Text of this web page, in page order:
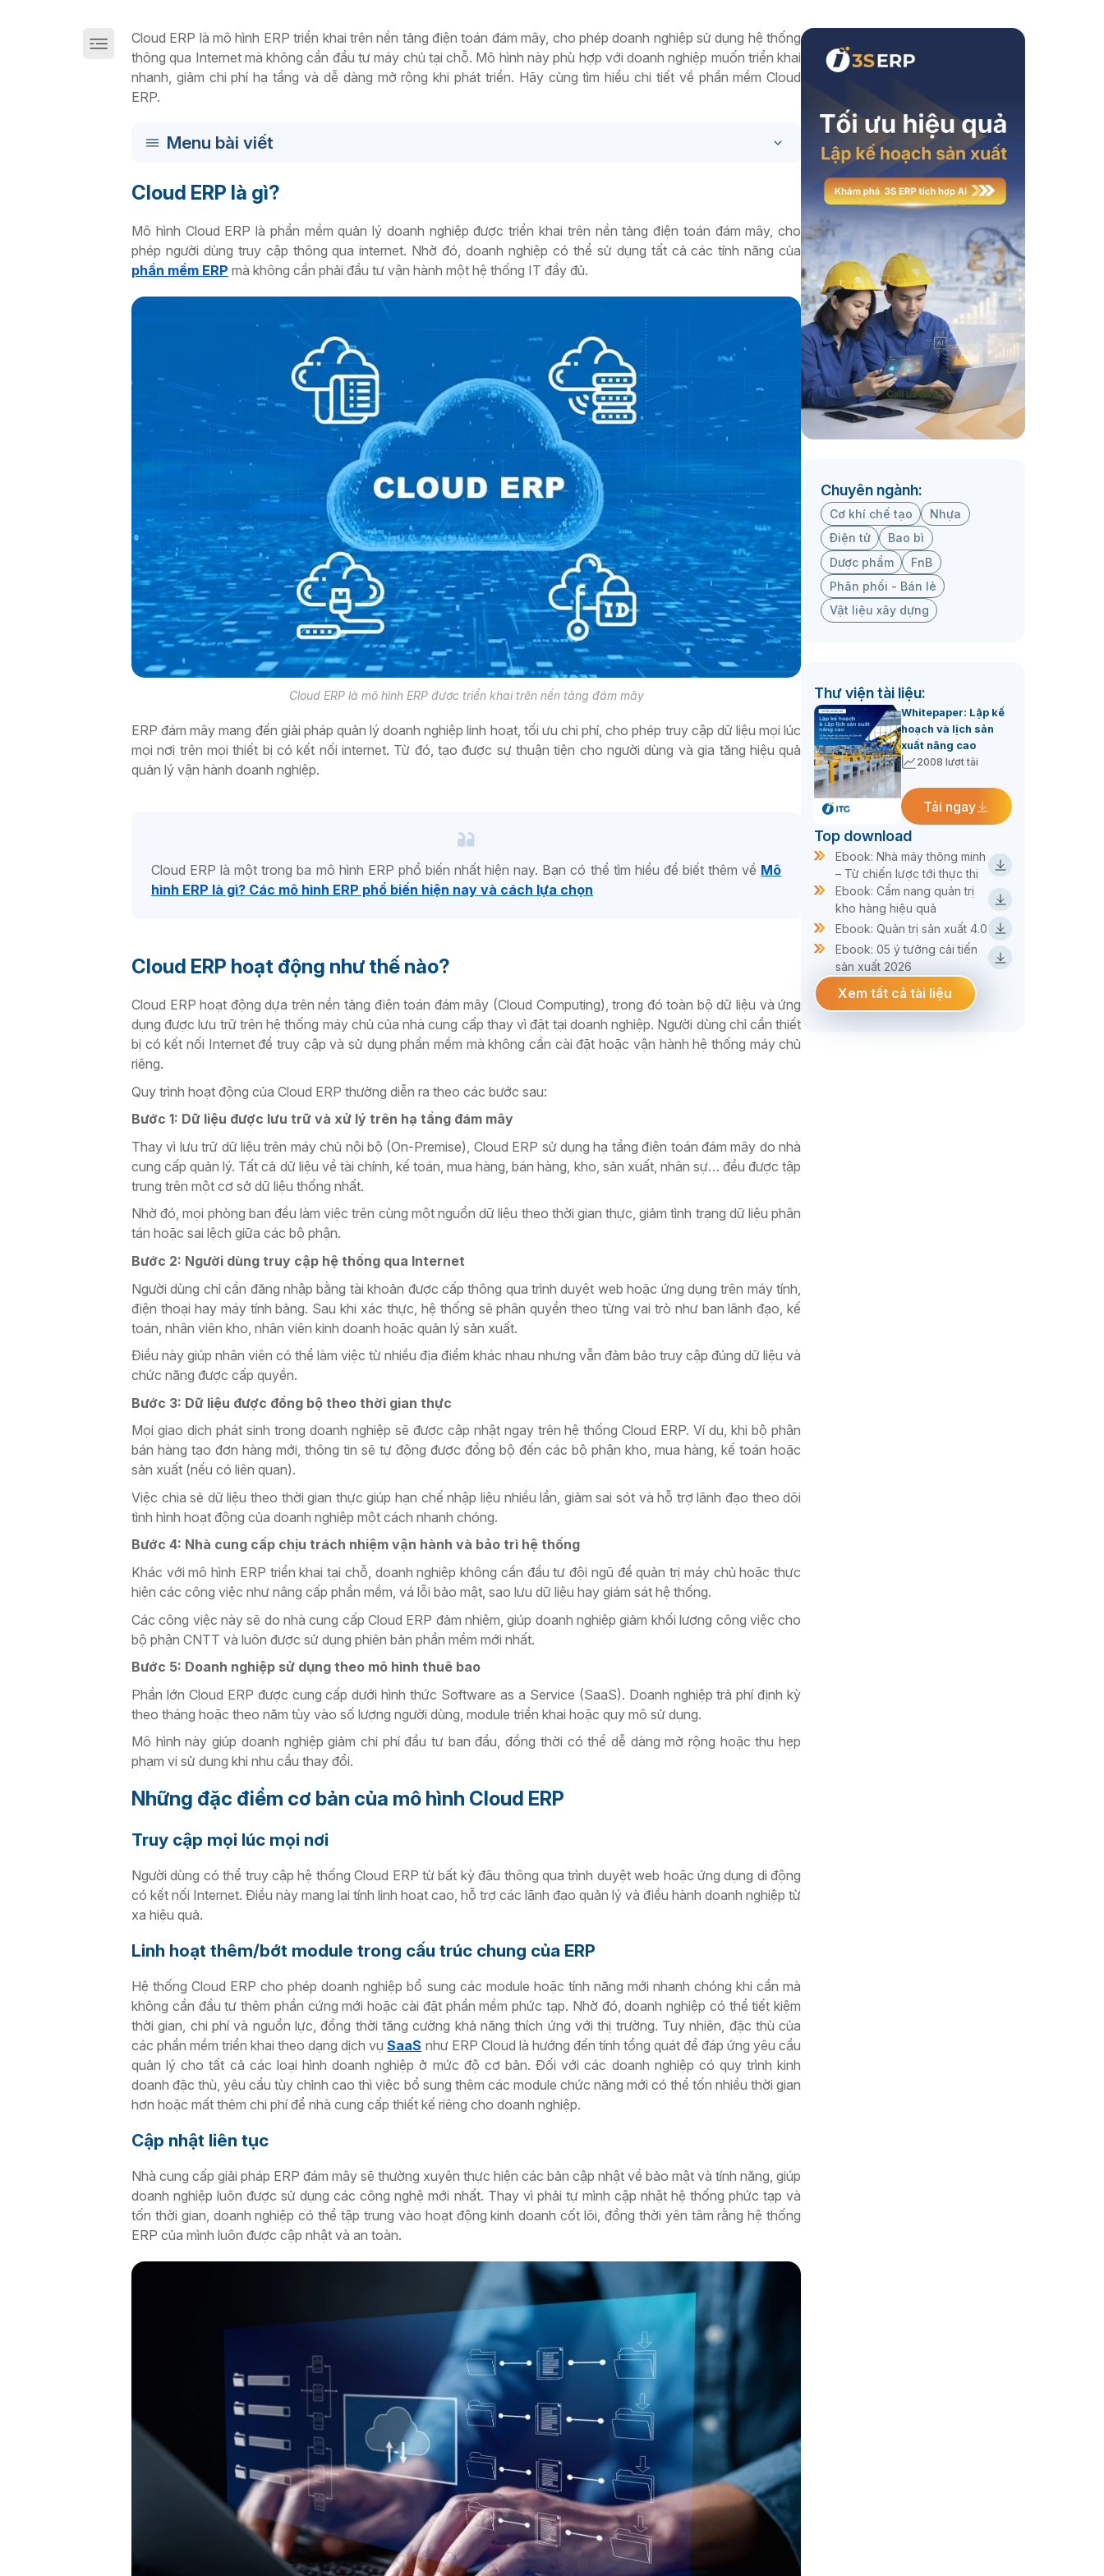
Xem thêm
Cloud ERP là mô hình ERP triển khai trên nền tảng điện toán đám mây, cho phép doanh nghiệp sử dụng hệ thống
thông qua Internet mà không cần đầu tư máy chủ tại chỗ. Mô hình này phù hợp với doanh nghiệp muốn triển khai
nhanh, giảm chi phí hạ tầng và dễ dàng mở rộng khi phát triển. Hãy cùng tìm hiểu chi tiết về phần mềm Cloud
ERP.
Menu bài viết
Cloud ERP là gì?
Mô hình Cloud ERP là phần mềm quản lý doanh nghiệp được triển khai trên nền tảng điện toán đám mây, cho
phép người dùng truy cập thông qua internet. Nhờ đó, doanh nghiệp có thể sử dụng tất cả các tính năng của
phần mềm ERP mà không cần phải đầu tư vận hành một hệ thống IT đầy đủ.
Cloud ERP là mô hình ERP được triển khai trên nền tảng đám mây
ERP đám mây mang đến giải pháp quản lý doanh nghiệp linh hoạt, tối ưu chi phí, cho phép truy cập dữ liệu mọi lúc
mọi nơi trên mọi thiết bị có kết nối internet. Từ đó, tạo được sự thuận tiện cho người dùng và gia tăng hiệu quả
quản lý vận hành doanh nghiệp.
Cloud ERP là một trong ba mô hình ERP phổ biến nhất hiện nay. Bạn có thể tìm hiểu để biết thêm về Mô
hình ERP là gì? Các mô hình ERP phổ biến hiện nay và cách lựa chọn
Cloud ERP hoạt động như thế nào?
Cloud ERP hoạt động dựa trên nền tảng điện toán đám mây (Cloud Computing), trong đó toàn bộ dữ liệu và ứng
dụng được lưu trữ trên hệ thống máy chủ của nhà cung cấp thay vì đặt tại doanh nghiệp. Người dùng chỉ cần thiết
bị có kết nối Internet để truy cập và sử dụng phần mềm mà không cần cài đặt hoặc vận hành hệ thống máy chủ
riêng.
Quy trình hoạt động của Cloud ERP thường diễn ra theo các bước sau:
Bước 1: Dữ liệu được lưu trữ và xử lý trên hạ tầng đám mây
Thay vì lưu trữ dữ liệu trên máy chủ nội bộ (On-Premise), Cloud ERP sử dụng hạ tầng điện toán đám mây do nhà
cung cấp quản lý. Tất cả dữ liệu về tài chính, kế toán, mua hàng, bán hàng, kho, sản xuất, nhân sự… đều được tập
trung trên một cơ sở dữ liệu thống nhất.
Nhờ đó, mọi phòng ban đều làm việc trên cùng một nguồn dữ liệu theo thời gian thực, giảm tình trạng dữ liệu phân
tán hoặc sai lệch giữa các bộ phận.
Bước 2: Người dùng truy cập hệ thống qua Internet
Người dùng chỉ cần đăng nhập bằng tài khoản được cấp thông qua trình duyệt web hoặc ứng dụng trên máy tính,
điện thoại hay máy tính bảng. Sau khi xác thực, hệ thống sẽ phân quyền theo từng vai trò như ban lãnh đạo, kế
toán, nhân viên kho, nhân viên kinh doanh hoặc quản lý sản xuất.
Điều này giúp nhân viên có thể làm việc từ nhiều địa điểm khác nhau nhưng vẫn đảm bảo truy cập đúng dữ liệu và
chức năng được cấp quyền.
Bước 3: Dữ liệu được đồng bộ theo thời gian thực
Mọi giao dịch phát sinh trong doanh nghiệp sẽ được cập nhật ngay trên hệ thống Cloud ERP. Ví dụ, khi bộ phận
bán hàng tạo đơn hàng mới, thông tin sẽ tự động được đồng bộ đến các bộ phận kho, mua hàng, kế toán hoặc
sản xuất (nếu có liên quan).
Việc chia sẻ dữ liệu theo thời gian thực giúp hạn chế nhập liệu nhiều lần, giảm sai sót và hỗ trợ lãnh đạo theo dõi
tình hình hoạt động của doanh nghiệp một cách nhanh chóng.
Bước 4: Nhà cung cấp chịu trách nhiệm vận hành và bảo trì hệ thống
Khác với mô hình ERP triển khai tại chỗ, doanh nghiệp không cần đầu tư đội ngũ để quản trị máy chủ hoặc thực
hiện các công việc như nâng cấp phần mềm, vá lỗi bảo mật, sao lưu dữ liệu hay giám sát hệ thống.
Các công việc này sẽ do nhà cung cấp Cloud ERP đảm nhiệm, giúp doanh nghiệp giảm khối lượng công việc cho
bộ phận CNTT và luôn được sử dụng phiên bản phần mềm mới nhất.
Bước 5: Doanh nghiệp sử dụng theo mô hình thuê bao
Phần lớn Cloud ERP được cung cấp dưới hình thức Software as a Service (SaaS). Doanh nghiệp trả phí định kỳ
theo tháng hoặc theo năm tùy vào số lượng người dùng, module triển khai hoặc quy mô sử dụng.
Mô hình này giúp doanh nghiệp giảm chi phí đầu tư ban đầu, đồng thời có thể dễ dàng mở rộng hoặc thu hẹp
phạm vi sử dụng khi nhu cầu thay đổi.
Những đặc điểm cơ bản của mô hình Cloud ERP
Truy cập mọi lúc mọi nơi
Người dùng có thể truy cập hệ thống Cloud ERP từ bất kỳ đâu thông qua trình duyệt web hoặc ứng dụng di động
có kết nối Internet. Điều này mang lại tính linh hoạt cao, hỗ trợ các lãnh đạo quản lý và điều hành doanh nghiệp từ
xa hiệu quả.
Linh hoạt thêm/bớt module trong cấu trúc chung của ERP
Hệ thống Cloud ERP cho phép doanh nghiệp bổ sung các module hoặc tính năng mới nhanh chóng khi cần mà
không cần đầu tư thêm phần cứng mới hoặc cài đặt phần mềm phức tạp. Nhờ đó, doanh nghiệp có thể tiết kiệm
thời gian, chi phí và nguồn lực, đồng thời tăng cường khả năng thích ứng với thị trường. Tuy nhiên, đặc thù của
các phần mềm triển khai theo dạng dịch vụSaaS như ERP Cloud là hướng đến tính tổng quát để đáp ứng yêu cầu
quản lý cho tất cả các loại hình doanh nghiệp ở mức độ cơ bản. Đối với các doanh nghiệp có quy trình kinh
doanh đặc thù, yêu cầu tùy chỉnh cao thì việc bổ sung thêm các module chức năng mới có thể tốn nhiều thời gian
hơn hoặc mất thêm chi phí để nhà cung cấp thiết kế riêng cho doanh nghiệp.
Cập nhật liên tục
Nhà cung cấp giải pháp ERP đám mây sẽ thường xuyên thực hiện các bản cập nhật về bảo mật và tính năng, giúp
doanh nghiệp luôn được sử dụng các công nghệ mới nhất. Thay vì phải tự mình cập nhật hệ thống phức tạp và
tốn thời gian, doanh nghiệp có thể tập trung vào hoạt động kinh doanh cốt lõi, đồng thời yên tâm rằng hệ thống
ERP của mình luôn được cập nhật và an toàn.
Chuyên ngành:
Cơ khí chế tạo
Nhựa
Điện tử
Bao bì
Dược phẩm
FnB
Phân phối - Bán lẻ
Vật liệu xây dựng
Thư viện tài liệu:
Whitepaper: Lập kế
hoạch và lịch sản
xuất nâng cao
2008 lượt tải
Tải ngay
Top download
Ebook: Nhà máy thông minh
– Từ chiến lược tới thực thi
Ebook: Cẩm nang quản trị
kho hàng hiệu quả
Ebook: Quản trị sản xuất 4.0
Ebook: 05 ý tưởng cải tiến
sản xuất 2026
Xem tất cả tài liệu